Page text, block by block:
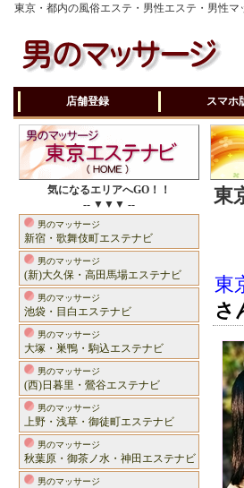
東京・都内の風俗エステ・男性エステ・男性
店舗登録 スマホ
気になるエリアへGO！！
-- ▼▼▼ --
男のマッサージ
新宿・歌舞伎町エステナビ
男のマッサージ
(新)大久保・高田馬場エステナビ
男のマッサージ
池袋・目白エステナビ
男のマッサージ
大塚・巣鴨・駒込エステナビ
男のマッサージ
(西)日暮里・鶯谷エステナビ
男のマッサージ
上野・浅草・御徒町エステナビ
男のマッサージ
秋葉原・御茶ノ水・神田エステナビ
男のマッサージ
東
東
さ